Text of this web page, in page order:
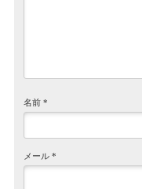
名前*
メール*